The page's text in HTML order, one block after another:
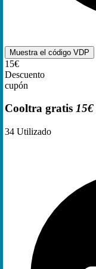
Muestra el código VDP
15€
Descuento
cupón
Cooltra gratis 15€
34 Utilizado